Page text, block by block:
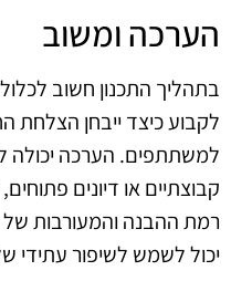
הערכה ומשוב
בתהליך התכנון חשוב
לקבוע כיצד ייבחן הצלחת
למשתתפים. הערכה יכולה
קבוצתיים או דיונים
רמת ההבנה והמעורבות
יכול לשמש לשיפור עתידי